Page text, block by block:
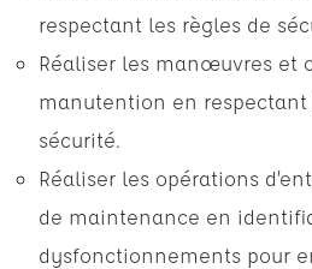
respectant les règles de
Réaliser les manœuvres et
manutention en respectant
sécurité.
Réaliser les opérations
de maintenance en
dysfonctionnements pour